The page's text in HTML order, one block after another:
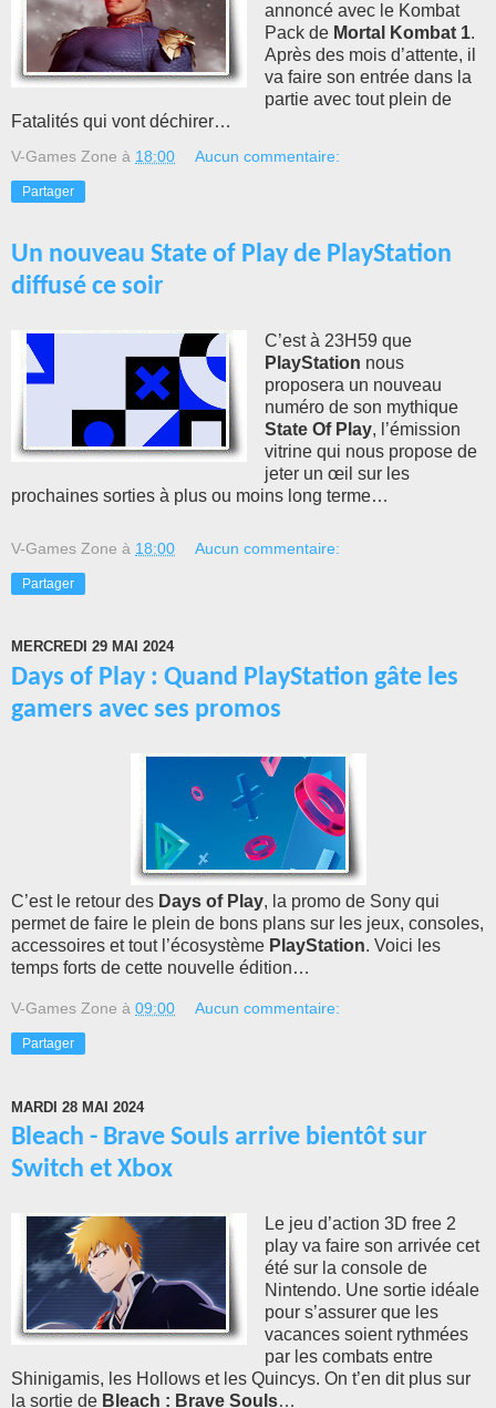
annoncé avec le Kombat
Pack de Mortal Kombat 1.
Après des mois d’attente, il
va faire son entrée dans la
partie avec tout plein de
Fatalités qui vont déchirer…
V-Games Zone à 18:00 Aucun commentaire:
Partager
Un nouveau State of Play de PlayStation
diffusé ce soir
C’est à 23H59 que
PlayStation nous
proposera un nouveau
numéro de son mythique
State Of Play, l’émission
vitrine qui nous propose de
jeter un œil sur les
prochaines sorties à plus ou moins long terme…
V-Games Zone à 18:00 Aucun commentaire:
Partager
MERCREDI 29 MAI 2024
Days of Play : Quand PlayStation gâte les
gamers avec ses promos
C’est le retour des Days of Play, la promo de Sony qui
permet de faire le plein de bons plans sur les jeux, consoles,
accessoires et tout l’écosystème PlayStation. Voici les
temps forts de cette nouvelle édition…
V-Games Zone à 09:00 Aucun commentaire:
Partager
MARDI 28 MAI 2024
Bleach - Brave Souls arrive bientôt sur
Switch et Xbox
Le jeu d’action 3D free 2
play va faire son arrivée cet
été sur la console de
Nintendo. Une sortie idéale
pour s’assurer que les
vacances soient rythmées
par les combats entre
Shinigamis, les Hollows et les Quincys. On t’en dit plus sur
la sortie de Bleach : Brave Souls…